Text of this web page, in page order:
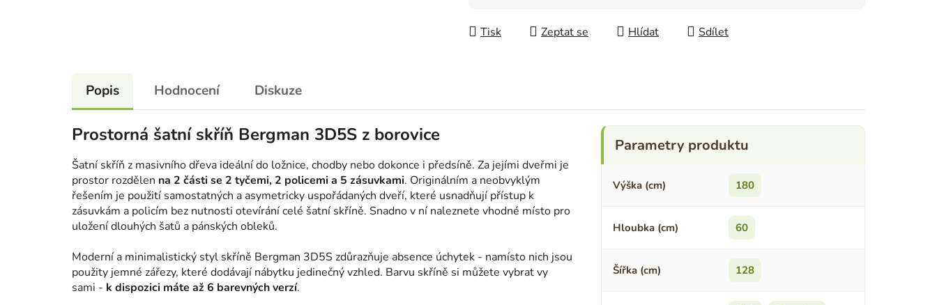
Tisk
Zeptat se Hlídat Sdílet
Popis Hodnocení Diskuze
Prostorná šatní skříň Bergman 3D5S z borovice
Šatní skříň z masivního dřeva ideální do ložnice, chodby nebo dokonce i předsíně. Za jejími dveřmi je
prostor rozdělen na 2 části se 2 tyčemi, 2 policemi a 5 zásuvkami. Originálním a neobvyklým
řešením je použití samostatných a asymetricky uspořádaných dveří, které usnadňují přístup k
zásuvkám a policím bez nutnosti otevírání celé šatní skříně. Snadno v ní naleznete vhodné místo pro
uložení dlouhých šatů a pánských obleků.
Moderní a minimalistický styl skříně Bergman 3D5S zdůrazňuje absence úchytek - namísto nich jsou
použity jemné zářezy, které dodávají nábytku jedinečný vzhled. Barvu skříně si můžete vybrat vy
sami - k dispozici máte až 6 barevných verzí.
Výška (cm) 180
Hloubka (cm) 60
Šířka (cm) 128